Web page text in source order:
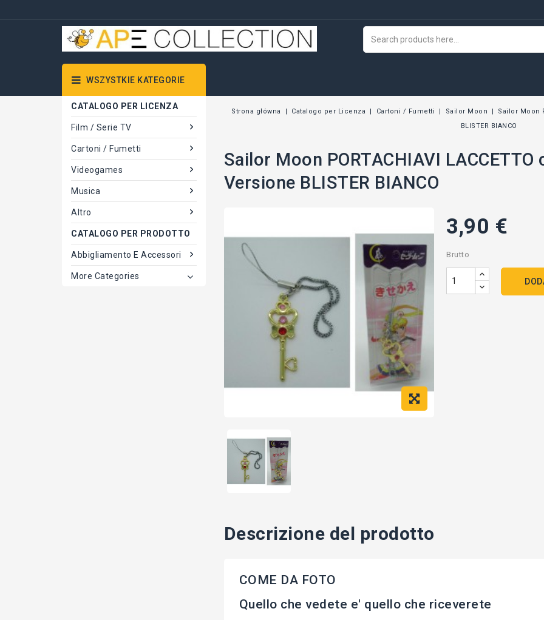
WSZYSTKIE KATEGORIE
CATALOGO PER LICENZA
Film / Serie TV
Cartoni / Fumetti
Videogames
Musica
Altro
CATALOGO PER PRODOTTO
Abbigliamento E Accessori
More Categories
Strona główna Catalogo per Licenza Cartoni / Fumetti Sailor Moon
Sailor Moon
BLISTER BIANCO
Sailor Moon PORTACHIAVI LACCETTO
Versione BLISTER BIANCO
3,90 €
Brutto
Descrizione del prodotto
COME DA FOTO
Quello che vedete e' quello che riceverete